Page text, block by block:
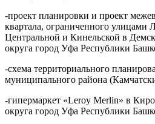
-проект планировки и проект
квартала, ограниченного улицами
Центральной и Кинельской в
округа город Уфа Республики
-схема территориального
муниципального района
-гипермаркет «Leroy Merlin» в
округа город Уфа Республики